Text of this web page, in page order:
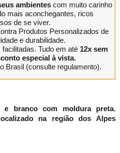
ambientescom muito carinho
mais aconchegantes, ricos
de se viver.
Produtos Personalizados de
e durabilidade.
Tudo em até 12x sem
especial à vista.
Brasil (consulte regulamento).
e branco com moldura preta.
na região dos Alpes